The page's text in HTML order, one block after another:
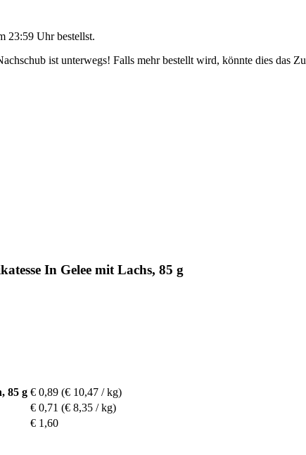
23:59 Uhrbestellst.
ist unterwegs! Falls mehr bestellt wird, könnte dies das
In Gelee mit Lachs, 85 g
85 g € 0,89 (€ 10,47 / kg)
€ 0,71 (€ 8,35 / kg)
€ 1,60